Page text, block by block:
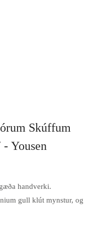
Skúffum
Yousen
handverki.
gull klút mynstur, og